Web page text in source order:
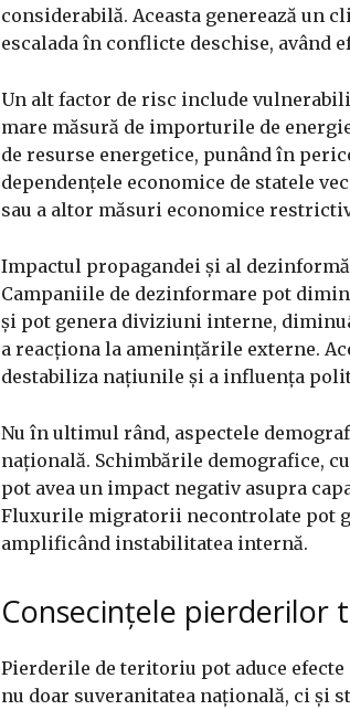
considerabilă. Aceasta generează un
escalada în conflicte deschise, având
Un alt factor de risc include
mare măsură de importurile de
de resurse energetice, punând în
dependențele economice de statele
sau a altor măsuri economice
Impactul propagandei și al
Campaniile de dezinformare pot
și pot genera diviziuni interne,
a reacționa la amenințările externe.
destabiliza națiunile și a influența
Nu în ultimul rând, aspectele
națională. Schimbările demografice,
pot avea un impact negativ asupra
Fluxurile migratorii necontrolate pot
amplificând instabilitatea internă.
Consecințele pierderilor
Pierderile de teritoriu pot aduce
nu doar suveranitatea națională, ci și